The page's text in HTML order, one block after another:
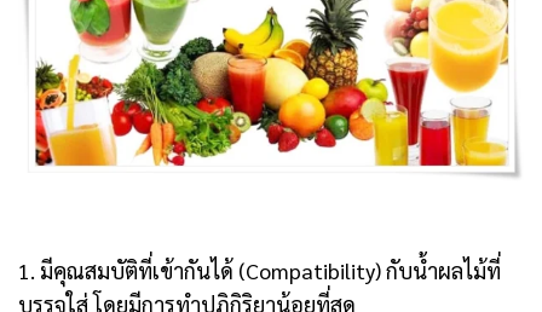
1. มีคุณสมบัติที่เข้ากันได้ (Compatibility) กับน้ำผลไม้ที่
บรรจุใส่ โดยมีการทำปฏิกิริยาน้อยที่สุด